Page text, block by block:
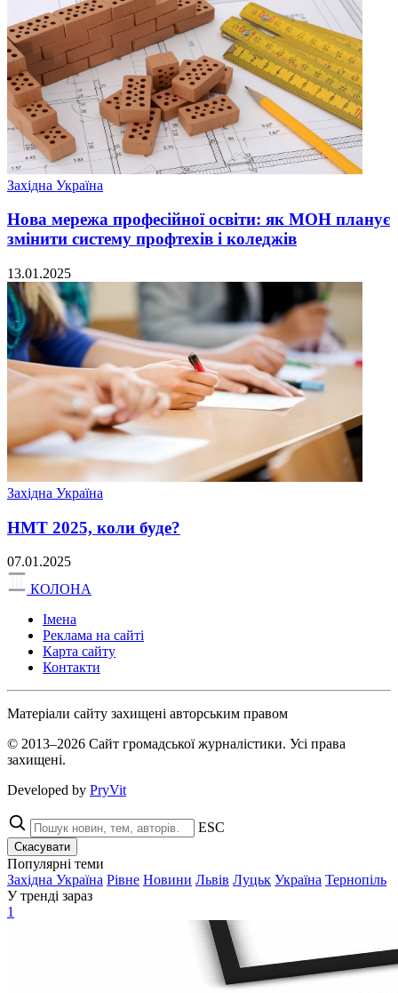
Західна Україна
Нова мережа професійної освіти: як МОН планує
змінити систему профтехів і коледжів
13.01.2025
Західна Україна
НМТ 2025, коли буде?
07.01.2025
КОЛОНА
Імена
Реклама на сайті
Карта сайту
Контакти
Матеріали сайту захищені авторським правом
© 2013–2026 Сайт громадської журналістики. Усі права
захищені.
Developed by PryVit
ESC
Скасувати
Популярні теми
Західна Україна Рівне Новини Львів Луцьк Україна Тернопіль
У тренді зараз
1